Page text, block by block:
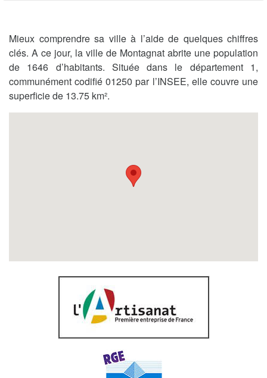
Mieux comprendre sa ville à l’aide de quelques chiffres
clés. A ce jour, la ville de Montagnat abrite une population
de 1646 d’habitants. Située dans le département 1,
communément codifié 01250 par l’INSEE, elle couvre une
superficie de 13.75 km².